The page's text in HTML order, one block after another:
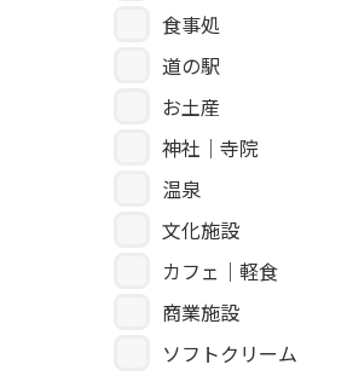
食事処
道の駅
お土産
神社｜寺院
温泉
文化施設
カフェ｜軽食
商業施設
ソフトクリーム